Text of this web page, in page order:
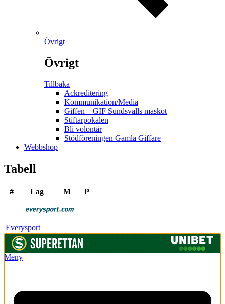
Övrigt
Övrigt
Tillbaka
Ackreditering
Kommunikation/Media
Giffen – GIF Sundsvalls maskot
Stiftarpokalen
Bli volontär
Stödföreningen Gamla Giffare
Webbshop
Tabell
# Lag M P
Everysport
Meny